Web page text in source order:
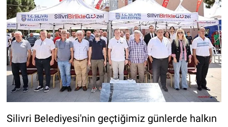
Silivri Belediyesi'nin geçtiğimiz günlerde halkın